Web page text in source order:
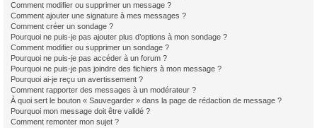
Comment modifier ou supprimer un message ?
Comment ajouter une signature à mes messages ?
Comment créer un sondage ?
Pourquoi ne puis-je pas ajouter plus d’options à mon sondage ?
Comment modifier ou supprimer un sondage ?
Pourquoi ne puis-je pas accéder à un forum ?
Pourquoi ne puis-je pas joindre des fichiers à mon message ?
Pourquoi ai-je reçu un avertissement ?
Comment rapporter des messages à un modérateur ?
À quoi sert le bouton « Sauvegarder » dans la page de rédaction de message ?
Pourquoi mon message doit être validé ?
Comment remonter mon sujet ?